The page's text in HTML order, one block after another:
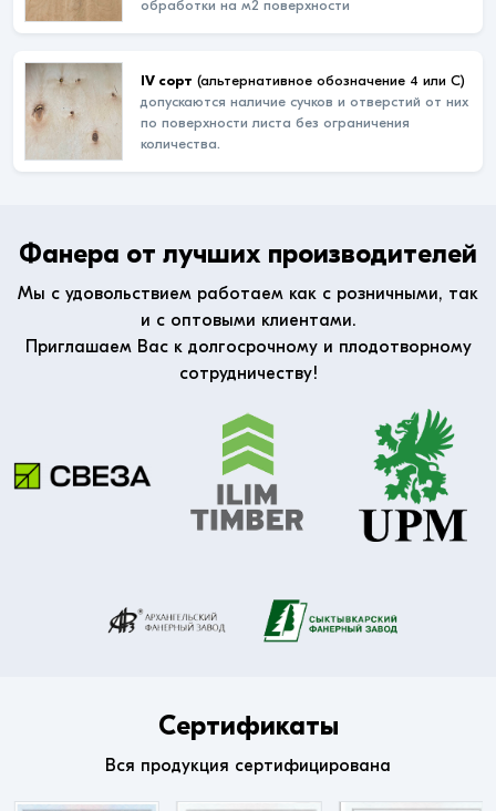
обработки на м2 поверхности
IV сорт (альтернативное обозначение 4 или С)
допускаются наличие сучков и отверстий от них
по поверхности листа без ограничения
количества.
Фанера от лучших производителей
Мы с удовольствием работаем как с розничными, так
и с оптовыми клиентами.
Приглашаем Вас к долгосрочному и плодотворному
сотрудничеству!
Сертификаты
Вся продукция сертифицирована